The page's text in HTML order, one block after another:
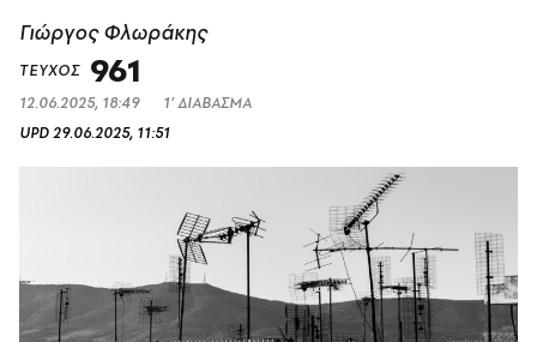
Γιώργος Φλωράκης
ΤΕΥΧΟΣ 961
12.06.2025, 18:49
1’ ΔΙΑΒΑΣΜΑ
UPD29.06.2025, 11:51